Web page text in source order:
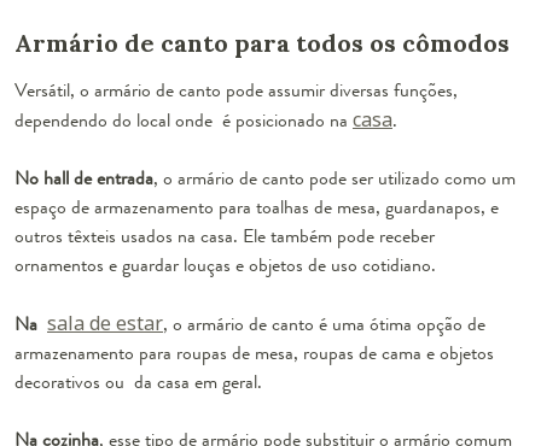
Armário de canto para todos os cômodos
Versátil, o armário de canto pode assumir diversas funções,
dependendo do local onde é posicionado na casa.
No hall de entrada, o armário de canto pode ser utilizado como um
espaço de armazenamento para toalhas de mesa, guardanapos, e
outros têxteis usados na casa. Ele também pode receber
ornamentos e guardar louças e objetos de uso cotidiano.
Na sala de estar, o armário de canto é uma ótima opção de
armazenamento para roupas de mesa, roupas de cama e objetos
decorativos ou da casa em geral.
Na cozinha, esse tipo de armário pode substituir o armário comum